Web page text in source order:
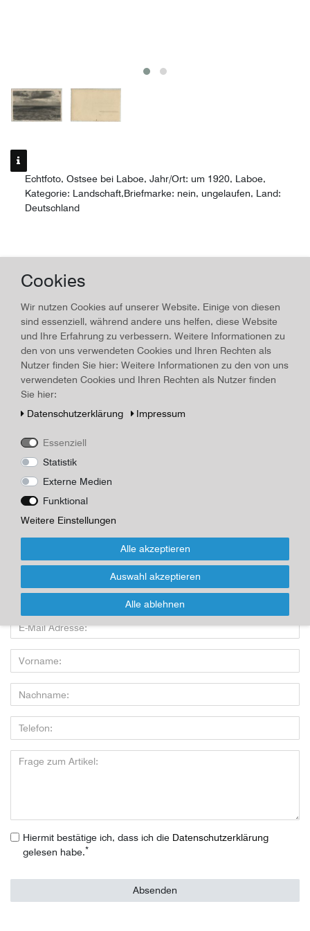
Echtfoto, Ostsee bei Laboe, Jahr/Ort: um 1920, Laboe,
Kategorie: Landschaft,Briefmarke: nein, ungelaufen, Land:
Deutschland
Ostsee bei Laboe
Land, Gebiet:Laboe, Erscheinungsjahr:um 1920
Technisches
Merkmal
Wert
Beschreibung
Ansichtskarte / Postkarte "Ostsee bei Laboe" um 1920, Maße 8,9
5,00 EUR
Inhalt1Stück
Für Infos zum Artikel oder Kauf, bitte
Formular nutzen!
Wenn Sie den Artikel kaufen möchten, dann bitte das Formular
Hiermit bestätige ich, dass ich die Daten­schutz­erklärung
gelesen habe.*
Absenden
Cookies
Wir nutzen Cookies auf unserer Website. Einige von diesen
sind essenziell, während andere uns helfen, diese Website
und Ihre Erfahrung zu verbessern. Weitere Informationen zu
den von uns verwendeten Cookies und Ihren Rechten als
Nutzer finden Sie hier: Weitere Informationen zu den von uns
verwendeten Cookies und Ihren Rechten als Nutzer finden
Sie hier:
Daten­schutz­erklärung
Impressum
Essenziell
Statistik
Externe Medien
Funktional
Weitere Einstellungen
Alle akzeptieren
Auswahl akzeptieren
Alle ablehnen